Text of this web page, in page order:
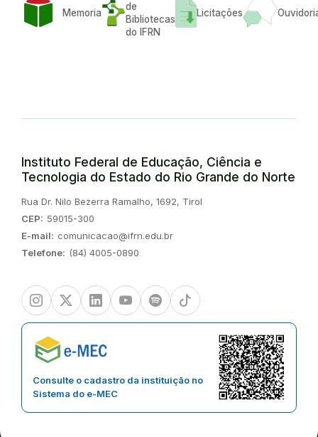
Memoria
de
Bibliotecas
do IFRN
Licitações
Instituto Federal de Educação, Ciência e
Tecnologia do Estado do Rio Grande do Norte
Endereço:
Rua Dr. Nilo Bezerra Ramalho, 1692, Tirol
CEP: 59015-300
E-mail: comunicacao@ifrn.edu.br
Telefone: (84) 4005-0890
InstagramTwitter/XLinkedinYoutubeSpotify TikTok
Consulte o cadastro da instituição no
Sistema do e-MEC